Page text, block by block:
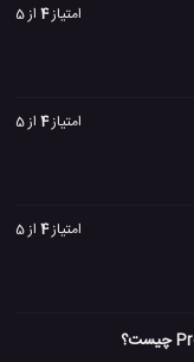
امتیاز4 از 5
امتیاز4 از 5
امتیاز4 از 5